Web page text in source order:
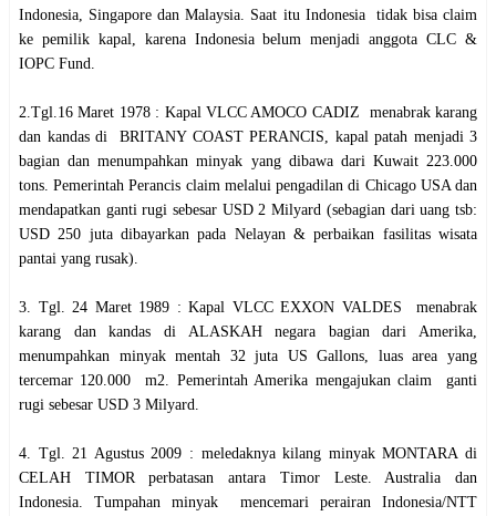
Indonesia, Singapore dan Malaysia. Saat itu Indonesia tidak bisa claim
ke pemilik kapal, karena Indonesia belum menjadi anggota CLC &
IOPC Fund.
2.Tgl.16 Maret 1978 : Kapal VLCC AMOCO CADIZ menabrak karang
dan kandas di BRITANY COAST PERANCIS, kapal patah menjadi 3
bagian dan menumpahkan minyak yang dibawa dari Kuwait 223.000
tons. Pemerintah Perancis claim melalui pengadilan di Chicago USA dan
mendapatkan ganti rugi sebesar USD 2 Milyard (sebagian dari uang tsb:
USD 250 juta dibayarkan pada Nelayan & perbaikan fasilitas wisata
pantai yang rusak).
3. Tgl. 24 Maret 1989 : Kapal VLCC EXXON VALDES menabrak
karang dan kandas di ALASKAH negara bagian dari Amerika,
menumpahkan minyak mentah 32 juta US Gallons, luas area yang
tercemar 120.000 m2. Pemerintah Amerika mengajukan claim ganti
rugi sebesar USD 3 Milyard.
4. Tgl. 21 Agustus 2009 : meledaknya kilang minyak MONTARA di
CELAH TIMOR perbatasan antara Timor Leste. Australia dan
Indonesia. Tumpahan minyak mencemari perairan Indonesia/NTT